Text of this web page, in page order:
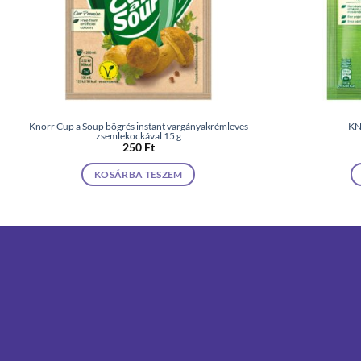
Knorr Cup a Soup bögrés instant vargányakrémleves
zsemlekockával 15 g
250 Ft
KOSÁRBA TESZEM